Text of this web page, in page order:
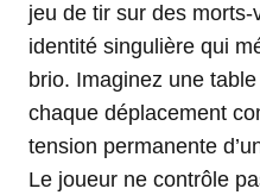
jeu de tir sur des
identité singulière qui
brio. Imaginez une
chaque déplacement
tension permanente
Le joueur ne contrôle